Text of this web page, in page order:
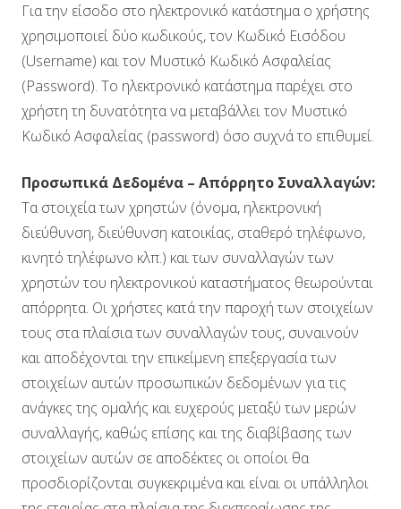
Για την είσοδο στο ηλεκτρονικό κατάστημα ο χρήστης
χρησιμοποιεί δύο κωδικούς, τον Kωδικό Εισόδου
(Username) και τον Μυστικό Κωδικό Ασφαλείας
(Password). Το ηλεκτρονικό κατάστημα παρέχει στο
χρήστη τη δυνατότητα να μεταβάλλει τον Μυστικό
Κωδικό Ασφαλείας (password) όσο συχνά το επιθυμεί.
Προσωπικά Δεδομένα – Απόρρητο Συναλλαγών:
Τα στοιχεία των χρηστών (όνομα, ηλεκτρονική
διεύθυνση, διεύθυνση κατοικίας, σταθερό τηλέφωνο,
κινητό τηλέφωνο κλπ.) και των συναλλαγών των
χρηστών του ηλεκτρονικού καταστήματος θεωρούνται
απόρρητα. Οι χρήστες κατά την παροχή των στοιχείων
τους στα πλαίσια των συναλλαγών τους, συναινούν
και αποδέχονται την επικείμενη επεξεργασία των
στοιχείων αυτών προσωπικών δεδομένων για τις
ανάγκες της ομαλής και ευχερούς μεταξύ των μερών
συναλλαγής, καθώς επίσης και της διαβίβασης των
στοιχείων αυτών σε αποδέκτες οι οποίοι θα
προσδιορίζονται συγκεκριμένα και είναι οι υπάλληλοι